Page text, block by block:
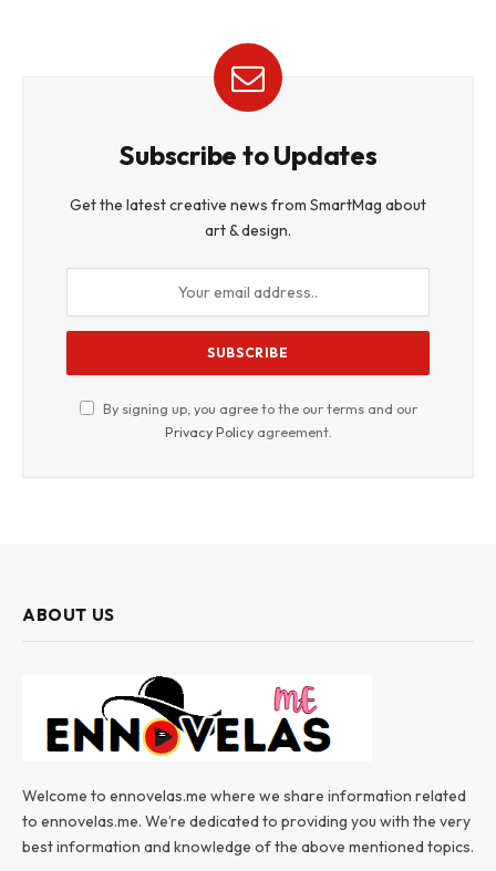
Subscribe to Updates
Get the latest creative news from SmartMag about
art & design.
By signing up, you agree to the our terms and our
Privacy Policyagreement.
ABOUT US
Welcome to ennovelas.me where we share information related
to ennovelas.me. We’re dedicated to providing you with the very
best information and knowledge of the above mentioned topics.